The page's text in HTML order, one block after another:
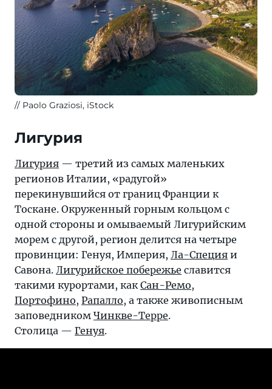
Paolo Graziosi, iStock
Лигурия
Лигурия — третий из самых маленьких
регионов Италии, «радугой»
перекинувшийся от границ Франции к
Тоскане. Окруженный горным кольцом с
одной стороны и омываемый Лигурийским
морем с другой, регион делится на четыре
провинции: Генуя, Империя, Ла-Специя и
Савона. Лигурийское побережье славится
такими курортами, какСан-Ремо,
Портофино, Рапалло, а также живописным
заповедником Чинкве-Терре.
Столица — Генуя.